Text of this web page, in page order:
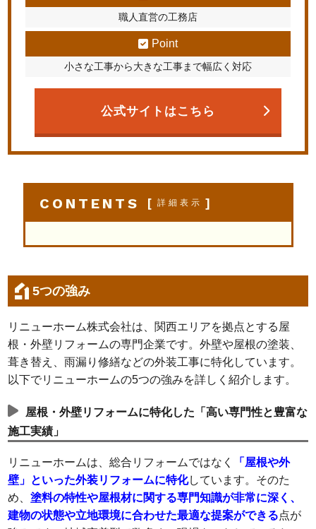
職人直営の工務店
Point
小さな工事から大きな工事まで幅広く対応
公式サイトはこちら
CONTENTS [ 詳細表示 ]
5つの強み
リニューホーム株式会社は、関西エリアを拠点とする屋
根・外壁リフォームの専門企業です。外壁や屋根の塗装、
葺き替え、雨漏り修繕などの外装工事に特化しています。
以下でリニューホームの5つの強みを詳しく紹介します。
屋根・外壁リフォームに特化した「高い専門性と豊富な
施工実績」
リニューホームは、総合リフォームではなく
「屋根や外
壁」といった外装リフォームに特化しています。そのた
め、塗料の特性や屋根材に関する専門知識が非常に深く、
建物の状態や立地環境に合わせた最適な提案ができる点が